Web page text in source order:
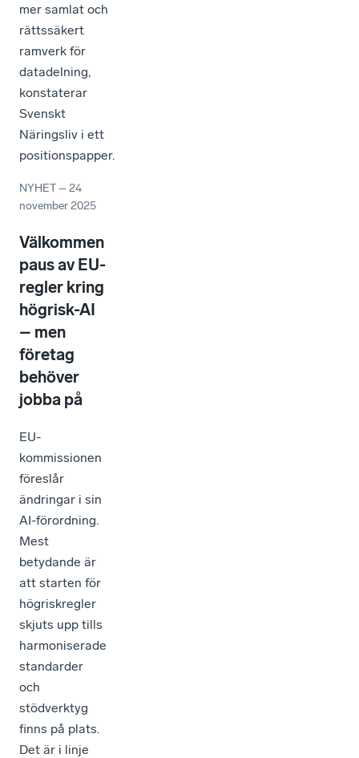
mer samlat och
rättssäkert
ramverk för
datadelning,
konstaterar
Svenskt
Näringsliv i ett
positionspapper.
NYHET –24
november 2025
Välkommen
paus av EU-
regler kring
högrisk-AI
– men
företag
behöver
jobba på
EU-
kommissionen
föreslår
ändringar i sin
AI-förordning.
Mest
betydande är
att starten för
högriskregler
skjuts upp tills
harmoniserade
standarder
och
stödverktyg
finns på plats.
Det är i linje